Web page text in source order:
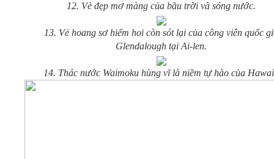
12. Vẻ đẹp mơ màng của bầu trời và sóng nước.
13. Vẻ hoang sơ hiếm hoi còn sót lại của công viên quốc
Glendalough tại Ai-len.
14. Thác nước Waimoku hùng vĩ là niềm tự hào của